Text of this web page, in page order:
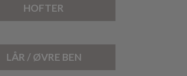
HOFTER
LÅR / ØVRE BEN